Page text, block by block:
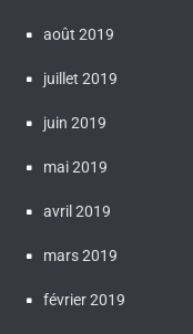
août 2019
juillet 2019
juin 2019
mai 2019
avril 2019
mars 2019
février 2019